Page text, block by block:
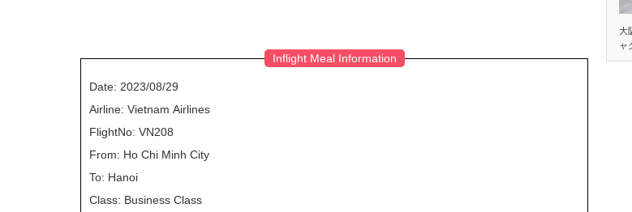
Inflight Meal Information
Date: 2023/08/29
Airline: Vietnam Airlines
FlightNo: VN208
From: Ho Chi Minh City
To: Hanoi
Class: Business Class
大
ャ